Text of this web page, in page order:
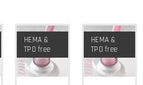
HEMA &
TPO free
HEMA &
TPO free